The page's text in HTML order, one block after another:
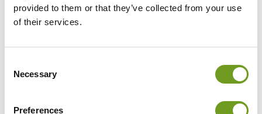
provided to them or that they’ve collected from your use
of their services.
Selection
Necessary
Preferences
gesundheitliche Verbesserungen festgestellt – darunter
Alternativen zur medikamentösen Schmerzbehandlung
Technologie Menschen mit chronischen Schmerzen,
depressiven Verstimmungen helfen kann.“